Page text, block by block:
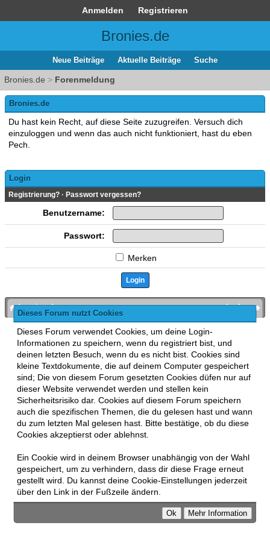
Anmelden Registrieren
Bronies.de
Neue Beiträge Aktuelle Beiträge Suche
Bronies.de > Forenmeldung
Dieses Forum nutzt Cookies
Dieses Forum verwendet Cookies, um deine Login-
Informationen zu speichern, wenn du registriert bist, und
deinen letzten Besuch, wenn du es nicht bist. Cookies sind
kleine Textdokumente, die auf deinem Computer gespeichert
sind; Die von diesem Forum gesetzten Cookies düfen nur auf
dieser Website verwendet werden und stellen kein
Sicherheitsrisiko dar. Cookies auf diesem Forum speichern
auch die spezifischen Themen, die du gelesen hast und wann
du zum letzten Mal gelesen hast. Bitte bestätige, ob du diese
Cookies akzeptierst oder ablehnst.
Ein Cookie wird in deinem Browser unabhängig von der Wahl
gespeichert, um zu verhindern, dass dir diese Frage erneut
gestellt wird. Du kannst deine Cookie-Einstellungen jederzeit
über den Link in der Fußzeile ändern.
Bronies.de
Du hast kein Recht, auf diese Seite zuzugreifen. Versuch dich
einzuloggen und wenn das auch nicht funktioniert, hast du eben
Pech.
Login
Registrierung? · Passwort vergessen?
Benutzername:
Passwort:
Merken
nach oben
bronies.de
MyBB , mobile Fassung: MyBB GoMobile
Zur Desktop-Version wechseln
This forum usesLukasz TkaczMyBB addons.